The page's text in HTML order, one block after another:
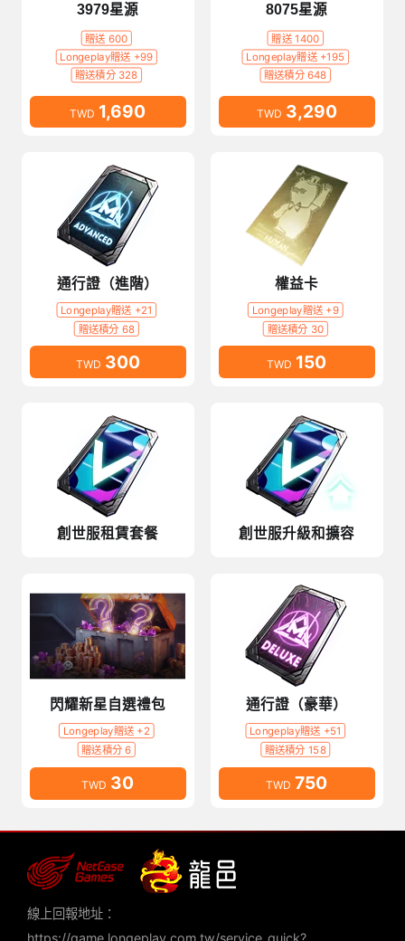
3979星源
贈送 600
Longeplay贈送 +99
贈送積分 328
TWD 1,690
8075星源
贈送 1400
Longeplay贈送 +195
贈送積分 648
TWD 3,290
通行證（進階）
Longeplay贈送 +21
贈送積分 68
TWD 300
權益卡
Longeplay贈送 +9
贈送積分 30
TWD 150
創世服租賃套餐 創世服升級和擴容
閃耀新星自選禮包
Longeplay贈送 +2
贈送積分 6
TWD 30
通行證（豪華）
Longeplay贈送 +51
贈送積分 158
TWD 750
線上回報地址：